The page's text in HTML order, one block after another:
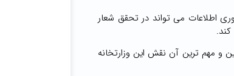
اطلاعات می تواند در تحقق شعار
و مهم ترین آن نقش این وزارتخانه